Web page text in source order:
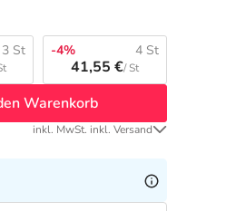
3 St -4% 4 St
41,55 €/ St
Warenkorb
inkl. MwSt. inkl. Versand